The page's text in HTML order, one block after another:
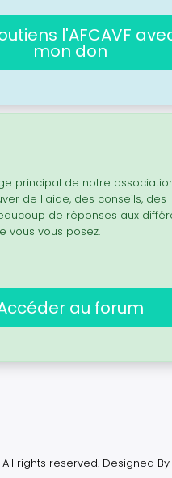
l'AFCAVF
mon don
principal de notre
de l'aide, des conseils, des
de réponses aux
vous vous posez.
au forum
rights reserved. Designed By